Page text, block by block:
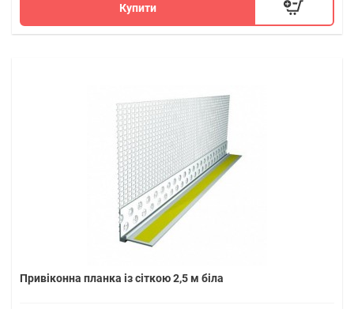
Купити
Привіконна планка із сіткою 2,5 м біла